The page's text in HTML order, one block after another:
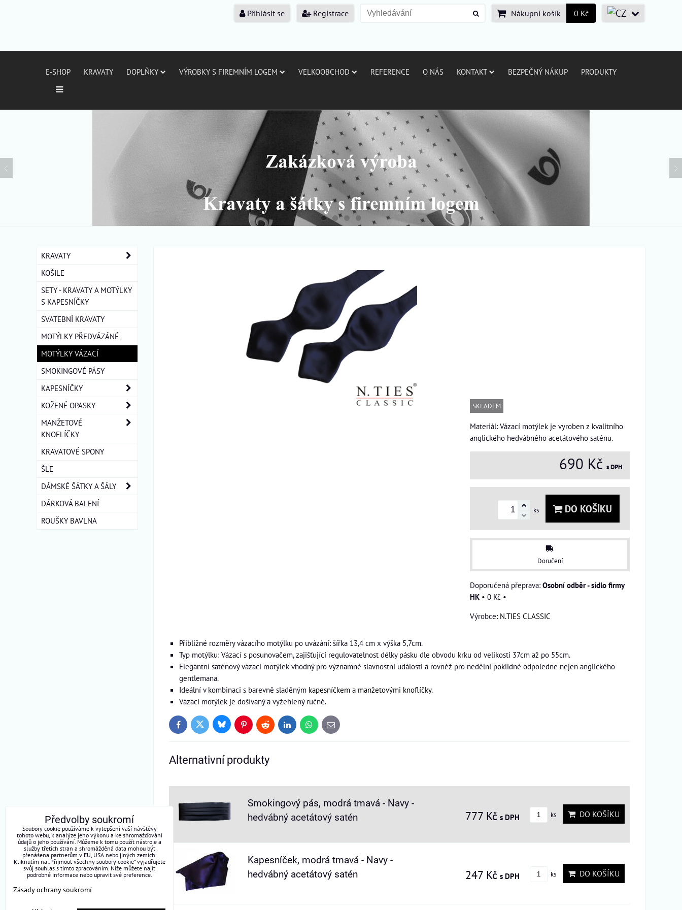
Přihlásit se Registrace Nákupní košík 0 Kč
E-SHOP KRAVATY DOPLŇKY VÝROBKY S FIREMNÍM LOGEM VELKOOBCHOD REFERENCE O NÁS KONTAKT BEZPEČNÝ NÁKUP PRODUKTY
SKLADEM
Materiál: Vázací motýlek je vyroben z kvalitního
anglického hedvábného acetátového saténu.
690 Kč s DPH
ks DO KOŠÍKU
Doručení
Osobní odběr - sídlo firmy
HK • 0 Kč •
Výrobce: N.TIES CLASSIC
Přibližné rozměry vázacího motýlku po uvázání: šířka 13,4 cm x výška 5,7cm.
Typ motýlku: Vázací s posunovačem, zajišťující regulovatelnost délky pásku dle obvodu krku od velikosti 37cm až po 55cm.
Elegantní saténový vázací motýlek vhodný pro významné slavnostní události a rovněž pro nedělní poklidné odpoledne nejen anglického
gentlemana.
Ideální v kombinaci s barevně sladěným kapesníčkem a manžetovými knoflíčky.
Vázací motýlek je došívaný a vyžehlený ručně.
FacebookTwitter BlueskyPinterestReddit LinkedInWhatsApp
E-
mail
Alternativní produkty
Smokingový pás, modrá tmavá - Navy -
hedvábný acetátový satén
777 Kč s DPH ks DO KOŠÍKU
Kapesníček, modrá tmavá - Navy -
hedvábný acetátový satén
247 Kč s DPH ks DO KOŠÍKU
KRAVATY
KOŠILE
SETY - KRAVATY A MOTÝLKY
S KAPESNÍČKY
SVATEBNÍ KRAVATY
MOTÝLKY PŘEDVÁZÁNÉ
MOTÝLKY VÁZACÍ
SMOKINGOVÉ PÁSY
KAPESNÍČKY
KOŽENÉ OPASKY
MANŽETOVÉ
KNOFLÍČKY
KRAVATOVÉ SPONY
ŠLE
DÁMSKÉ ŠÁTKY A ŠÁLY
DÁRKOVÁ BALENÍ
ROUŠKY BAVLNA
Předvolby soukromí
Soubory cookie používáme k vylepšení vaší návštěvy
tohoto webu, k analýze jeho výkonu a ke shromažďování
údajů o jeho používání. Můžeme k tomu použít nástroje a
služby třetích stran a shromážděná data mohou být
přenášena partnerům v EU, USA nebo jiných zemích.
Kliknutím na „Přijmout všechny soubory cookie“ vyjadřujete
svůj souhlas s tímto zpracováním. Níže můžete najít
podrobné informace nebo upravit své preference.
Zásady ochrany soukromí